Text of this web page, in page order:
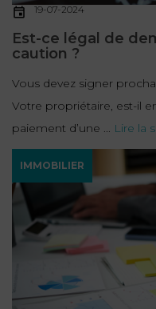
PRÉJUDICE
CORPOREL
DROIT
DES
ÉTRANGERS
DE
L’IMMIGRATION
DROIT
DE
L’URBANISME
19-07-2024
Est-ce légal de
caution ?
Vous devez signer
Votre propriétaire, est-il
paiement d’une ... Lire la
IMMOBILIER